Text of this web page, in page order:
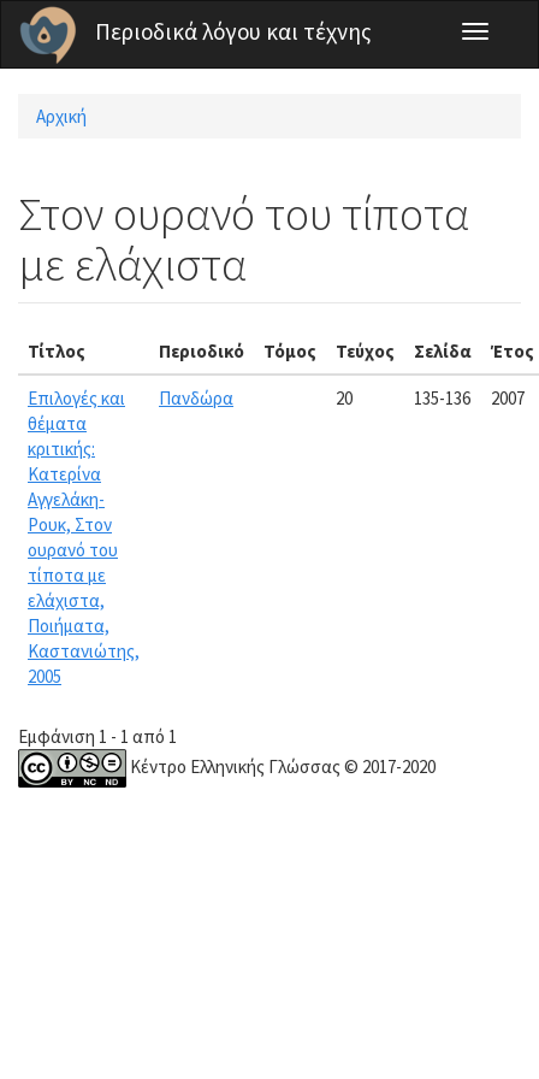
Παράκαμψη προς το κυρίως περιεχόμενο
Περιοδικά λόγου και τέχνης
Toggle
Είστε εδώ
Αρχική
Στον ουρανό του τίποτα
με ελάχιστα
Τίτλος Περιοδικό Τόμος Τεύχος Σελίδα Έτος
Επιλογές και
θέματα
κριτικής:
Κατερίνα
Αγγελάκη-
Ρουκ, Στον
ουρανό του
τίποτα με
ελάχιστα,
Ποιήματα,
Καστανιώτης,
2005
Πανδώρα 20 135-136 2007
Εμφάνιση 1 - 1 από 1
Κέντρο Ελληνικής Γλώσσας © 2017-2020